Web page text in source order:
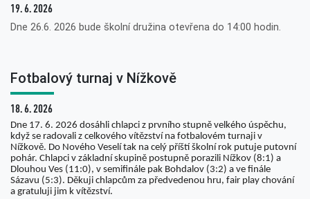
19. 6. 2026
Dne 26.6. 2026 bude školní družina otevřena do 14:00 hodin.
Fotbalový turnaj v Nížkově
18. 6. 2026
Dne 17. 6. 2026 dosáhli chlapci z prvního stupně velkého úspěchu,
když se radovali z celkového vítězství na fotbalovém turnaji v
Nížkově. Do Nového Veselí tak na celý příští školní rok putuje putovní
pohár. Chlapci v základní skupině postupně porazili Nížkov (8:1) a
Dlouhou Ves (11:0), v semifinále pak Bohdalov (3:2) a ve finále
Sázavu (5:3). Děkuji chlapcům za předvedenou hru, fair play chování
a gratuluji jim k vítězství.